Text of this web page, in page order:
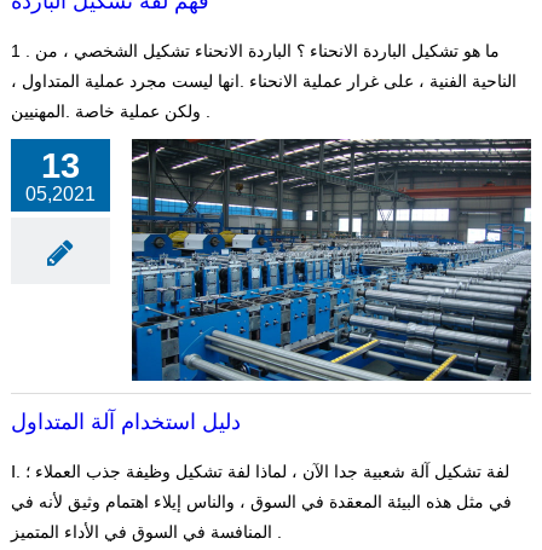
1 . ما هو تشكيل الباردة الانحناء ؟ الباردة الانحناء تشكيل الشخصي ، من
الناحية الفنية ، على غرار عملية الانحناء .انها ليست مجرد عملية المتداول ،
13
05,2021
دليل استخدام آلة المتداول
Ⅰ. لفة تشكيل آلة شعبية جدا الآن ، لماذا لفة تشكيل وظيفة جذب العملاء ؛
في مثل هذه البيئة المعقدة في السوق ، والناس إيلاء اهتمام وثيق لأنه في